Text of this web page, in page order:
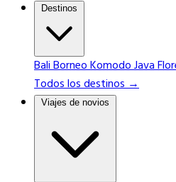
Destinos
BaliBorneoKomodoJava
Todos los destinos →
Viajes de novios